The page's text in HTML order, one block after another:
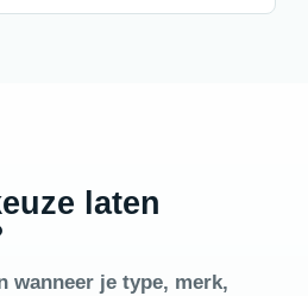
laten
wanneer je type, merk,